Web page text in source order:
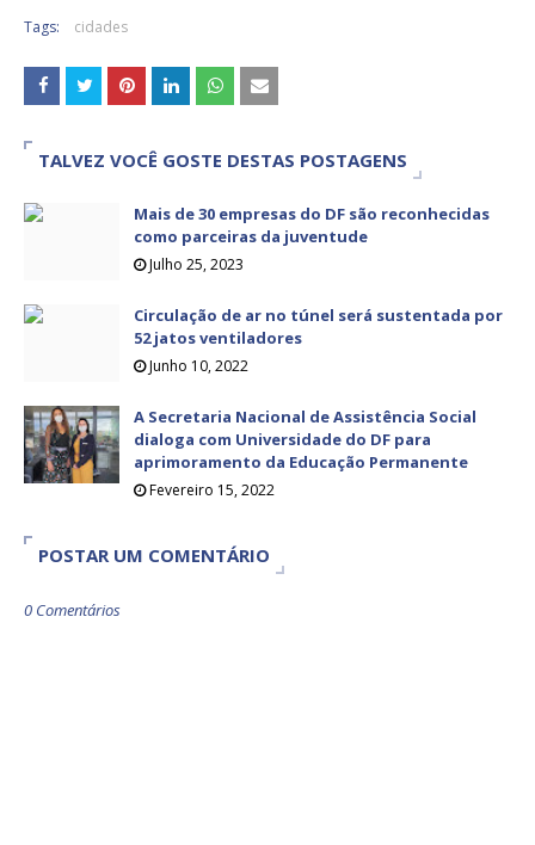
Tags: cidades
TALVEZ VOCÊ GOSTE DESTAS POSTAGENS
Mais de 30 empresas do DF são reconhecidas
como parceiras da juventude
Julho 25, 2023
Circulação de ar no túnel será sustentada por
52 jatos ventiladores
Junho 10, 2022
A Secretaria Nacional de Assistência Social
dialoga com Universidade do DF para
aprimoramento da Educação Permanente
Fevereiro 15, 2022
POSTAR UM COMENTÁRIO
0 Comentários